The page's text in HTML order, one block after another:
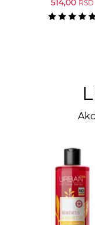
514,00 RSD